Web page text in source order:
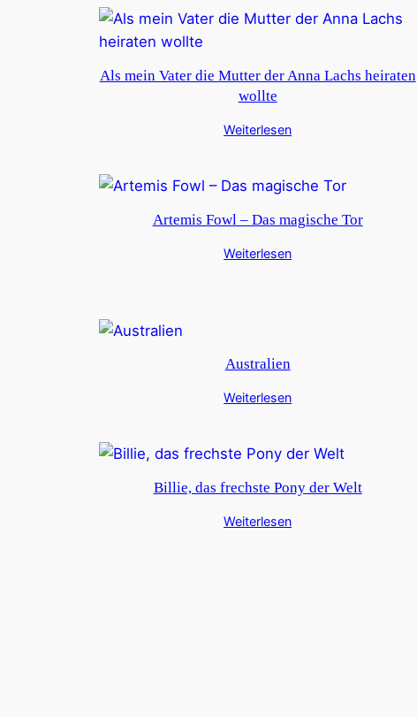
Als mein Vater die Mutter der Anna Lachs heiraten
wollte
Weiterlesen
Artemis Fowl – Das magische Tor
Weiterlesen
Australien
Weiterlesen
Billie, das frechste Pony der Welt
Weiterlesen